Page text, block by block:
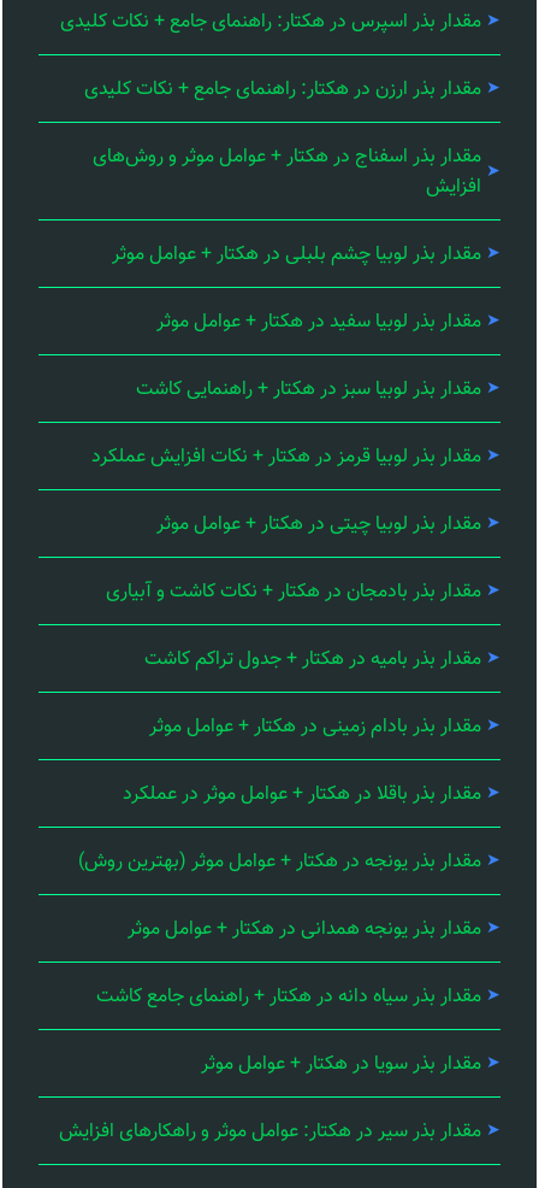
مقدار بذر اسپرس در هکتار: راهنمای جامع + نکات کلیدی
مقدار بذر ارزن در هکتار: راهنمای جامع + نکات کلیدی
مقدار بذر اسفناج در هکتار + عوامل موثر و روش‌های
افزایش
مقدار بذر لوبیا چشم بلبلی در هکتار + عوامل موثر
مقدار بذر لوبیا سفید در هکتار + عوامل موثر
مقدار بذر لوبیا سبز در هکتار + راهنمایی کاشت
مقدار بذر لوبیا قرمز در هکتار + نکات افزایش عملکرد
مقدار بذر لوبیا چیتی در هکتار + عوامل موثر
مقدار بذر بادمجان در هکتار + نکات کاشت و آبیاری
مقدار بذر بامیه در هکتار + جدول تراکم کاشت
مقدار بذر بادام زمینی در هکتار + عوامل موثر
مقدار بذر باقلا در هکتار + عوامل موثر در عملکرد
مقدار بذر یونجه در هکتار + عوامل موثر (بهترین روش)
مقدار بذر یونجه همدانی در هکتار + عوامل موثر
مقدار بذر سیاه دانه در هکتار + راهنمای جامع کاشت
مقدار بذر سویا در هکتار + عوامل موثر
مقدار بذر سیر در هکتار: عوامل موثر و راهکارهای افزایش